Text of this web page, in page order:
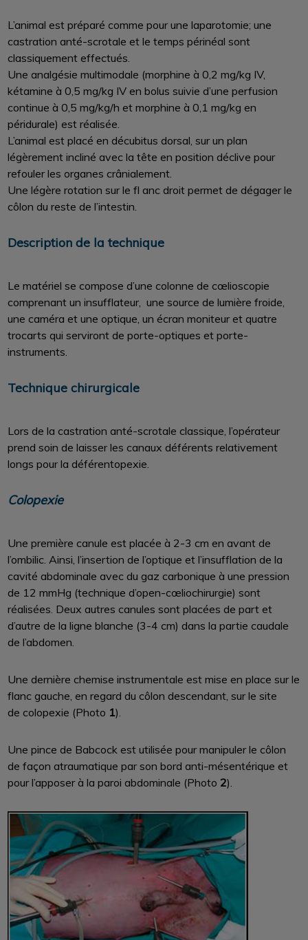
L’animal est préparé comme pour une laparotomie; une
castration anté-scrotale et le temps périnéal sont
classiquement effectués.
Une analgésie multimodale (morphine à 0,2 mg/kg IV,
kétamine à 0,5 mg/kg IV en bolus suivie d’une perfusion
continue à 0,5 mg/kg/h et morphine à 0,1 mg/kg en
péridurale) est réalisée.
L’animal est placé en décubitus dorsal, sur un plan
légèrement incliné avec la tête en position déclive pour
refouler les organes crânialement.
Une légère rotation sur le fl anc droit permet de dégager le
côlon du reste de l’intestin.
Description de la technique
Le matériel se compose d’une colonne de cœlioscopie
comprenant un insufflateur, une source de lumière froide,
une caméra et une optique, un écran moniteur et quatre
trocarts qui serviront de porte-optiques et porte-
instruments.
Technique chirurgicale
Lors de la castration anté-scrotale classique, l’opérateur
prend soin de laisser les canaux déférents relativement
longs pour la déférentopexie.
Colopexie
Une première canule est placée à 2-3 cm en avant de
l’ombilic. Ainsi, l’insertion de l’optique et l’insufflation de la
cavité abdominale avec du gaz carbonique à une pression
de 12 mmHg (technique d’open-cœliochirurgie) sont
réalisées. Deux autres canules sont placées de part et
d’autre de la ligne blanche (3-4 cm) dans la partie caudale
de l’abdomen.
Une dernière chemise instrumentale est mise en place sur le
flanc gauche, en regard du côlon descendant, sur le site
de colopexie (Photo 1).
Une pince de Babcock est utilisée pour manipuler le côlon
de façon atraumatique par son bord anti-mésentérique et
pour l’apposer à la paroi abdominale (Photo 2).